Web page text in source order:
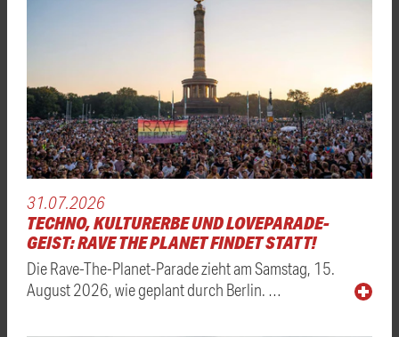
31.07.2026
TECHNO, KULTURERBE UND LOVEPARADE-
GEIST: RAVE THE PLANET FINDET STATT!
Die Rave-The-Planet-Parade zieht am Samstag, 15.
August 2026, wie geplant durch Berlin. …